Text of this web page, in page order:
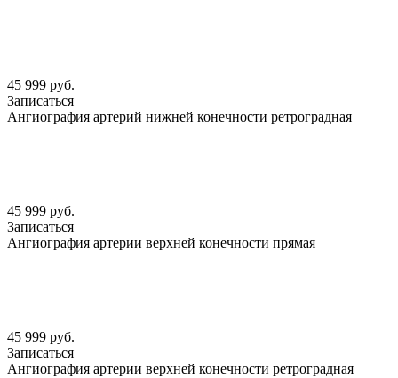
45 999 руб.
Записаться
Ангиография артерий нижней конечности ретроградная
45 999 руб.
Записаться
Ангиография артерии верхней конечности прямая
45 999 руб.
Записаться
Ангиография артерии верхней конечности ретроградная